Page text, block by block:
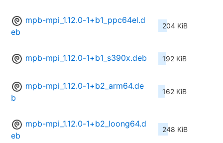
mpb-mpi_1.12.0-1+b1_ppc64el.d
eb
204 KiB
mpb-mpi_1.12.0-1+b1_s390x.deb 192 KiB
mpb-mpi_1.12.0-1+b2_arm64.de
b
162 KiB
mpb-mpi_1.12.0-1+b2_loong64.d
eb
248 KiB